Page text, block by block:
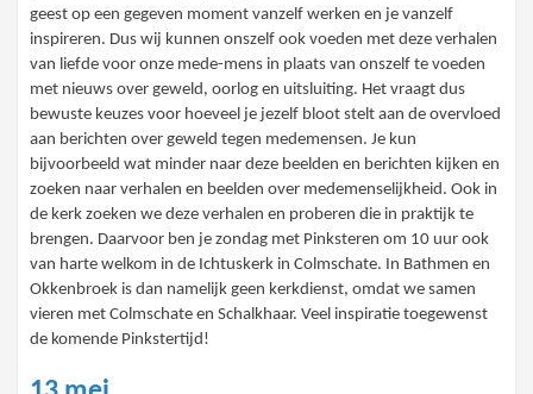
geest op een gegeven moment vanzelf werken en je vanzelf
inspireren. Dus wij kunnen onszelf ook voeden met deze verhalen
van liefde voor onze mede-mens in plaats van onszelf te voeden
met nieuws over geweld, oorlog en uitsluiting. Het vraagt dus
bewuste keuzes voor hoeveel je jezelf bloot stelt aan de overvloed
aan berichten over geweld tegen medemensen. Je kun
bijvoorbeeld wat minder naar deze beelden en berichten kijken en
zoeken naar verhalen en beelden over medemenselijkheid. Ook in
de kerk zoeken we deze verhalen en proberen die in praktijk te
brengen. Daarvoor ben je zondag met Pinksteren om 10 uur ook
van harte welkom in de Ichtuskerk in Colmschate. In Bathmen en
Okkenbroek is dan namelijk geen kerkdienst, omdat we samen
vieren met Colmschate en Schalkhaar. Veel inspiratie toegewenst
de komende Pinkstertijd!